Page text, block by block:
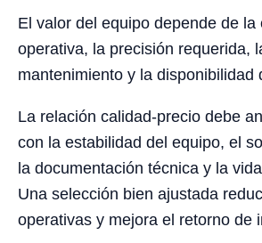
El valor del equipo depende de la
operativa, la precisión requerida,
mantenimiento y la disponibilidad
La relación calidad-precio debe
con la estabilidad del equipo, el
la documentación técnica y la
Una selección bien ajustada
operativas y mejora el retorno de